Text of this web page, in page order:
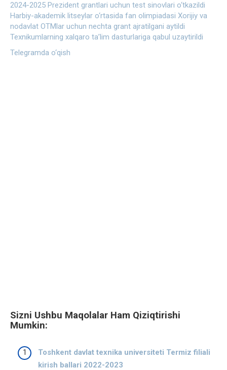
2024-2025 Prezident grantlari uchun test sinovlari o‘tkazildi
Harbiy-akademik litseylar o‘rtasida fan olimpiadasi Xorijiy va
nodavlat OTMlar uchun nechta grant ajratilgani aytildi
Texnikumlarning xalqaro ta’lim dasturlariga qabul uzaytirildi
Telegramda o‘qish
Sizni Ushbu Maqolalar Ham Qiziqtirishi
Mumkin:
Toshkent davlat texnika universiteti Termiz filiali
kirish ballari 2022-2023